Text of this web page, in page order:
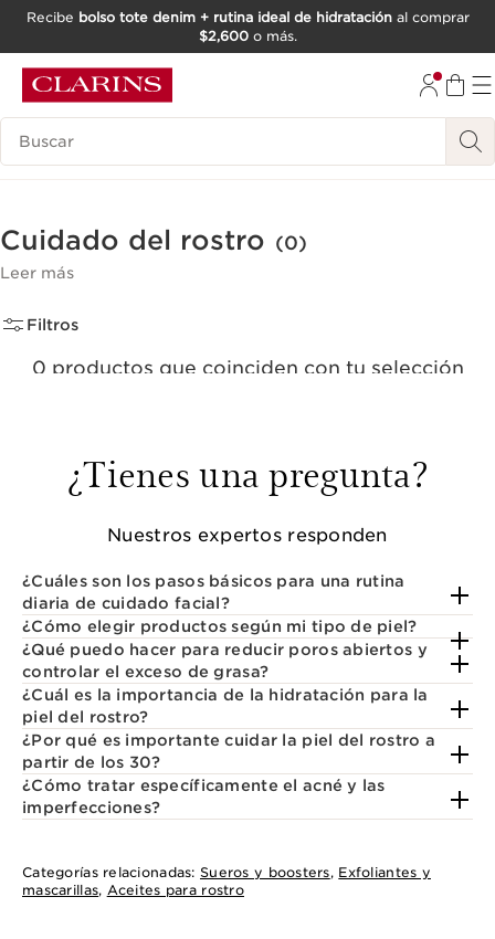
IR AL PIE DE PÁGINA
Recibe bolso tote denim + rutina ideal de hidrataciónal comprar
$2,600o más.
Buscar
Cuidado del rostro (0)
Leer más
Filtros
0 productos que coinciden con tu selección
¿Tienes una pregunta?
Nuestros expertos responden
¿Cuáles son los pasos básicos para una rutina
diaria de cuidado facial?
¿Cómo elegir productos según mi tipo de piel?
¿Qué puedo hacer para reducir poros abiertos y
controlar el exceso de grasa?
¿Cuál es la importancia de la hidratación para la
piel del rostro?
¿Por qué es importante cuidar la piel del rostro a
partir de los 30?
¿Cómo tratar específicamente el acné y las
imperfecciones?
Categorías relacionadas: Sueros y boosters, Exfoliantes y
mascarillas, Aceites para rostro